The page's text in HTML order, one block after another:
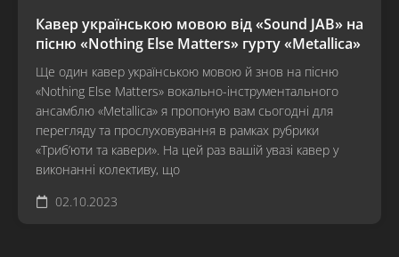
Кавер українською мовою від «Sound JAB» на
пісню «Nothing Else Matters» гурту «Metallica»
Ще один кавер українською мовою й знов на пісню
«Nothing Else Matters» вокально-інструментального
ансамблю «Metallica» я пропоную вам сьогодні для
перегляду та прослуховування в рамках рубрики
«Триб’юти та кавери». На цей раз вашій увазі кавер у
виконанні колективу, що
02.10.2023